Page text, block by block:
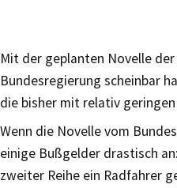
Mit der geplanten Novelle
Bundesregierung scheinbar
die bisher mit relativ
Wenn die Novelle vom
einige Bußgelder drastisch
zweiter Reihe ein Radfahrer